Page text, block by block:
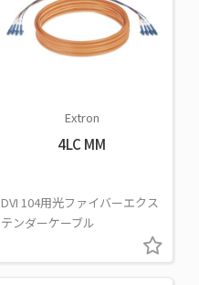
Extron
4LC MM
DVI 104用光ファイバーエクス
テンダーケーブル